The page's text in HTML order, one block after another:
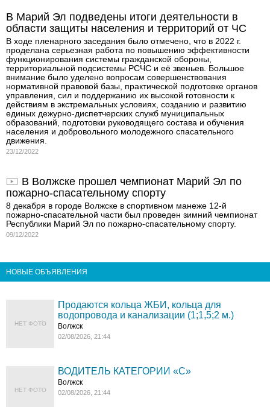
В Марий Эл подведены итоги деятельности в
области защиты населения и территорий от ЧС
В ходе пленарного заседания было отмечено, что в 2022 г.
проделана серьезная работа по повышению эффективности
функционирования системы гражданской обороны,
территориальной подсистемы РСЧС и её звеньев. Большое
внимание было уделено вопросам совершенствования
нормативной правовой базы, практической подготовке органов
управления, сил и поддержанию их высокой готовности к
действиям в экстремальных условиях, созданию и развитию
единых дежурно-диспетчерских служб муниципальных
образований, подготовки руководящего состава и обучения
населения и добровольного молодежного спасательного
движения.
23/12/2022
В Волжске прошел чемпионат Марий Эл по
пожарно-спасательному спорту
8 декабря в городе Волжске в спортивном манеже 12-й
пожарно-спасательной части был проведен зимний чемпионат
Республики Марий Эл по пожарно-спасательному спорту.
09/12/2022
НОВЫЕ ОБЪЯВЛЕНИЯ
НЕТ ФОТО
Продаются кольца ЖБИ, кольца для
водопровода и канализации (1;1,5;2 м.)
Волжск
02/08/2026, 21:44
НЕТ ФОТО
ВОДИТЕЛЬ КАТЕГОРИИ «C»
Волжск
02/08/2026, 21:44